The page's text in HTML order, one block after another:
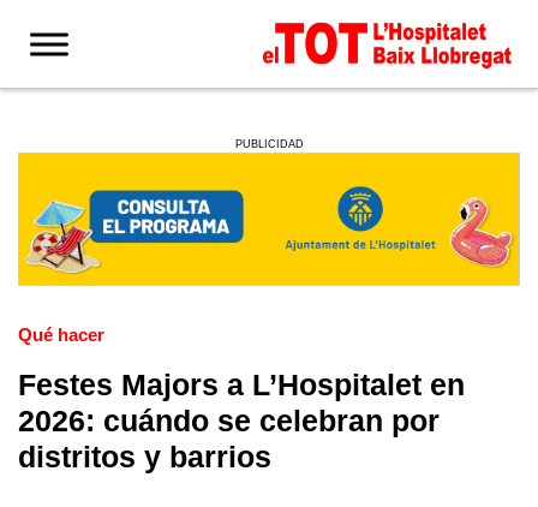
PUBLICIDAD
Qué hacer
Festes Majors a L’Hospitalet en
2026: cuándo se celebran por
distritos y barrios